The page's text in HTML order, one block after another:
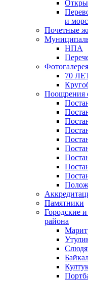
и
Почетные
НПА
Фотогалерея
70
Поощрения
Памятники
Городские
района